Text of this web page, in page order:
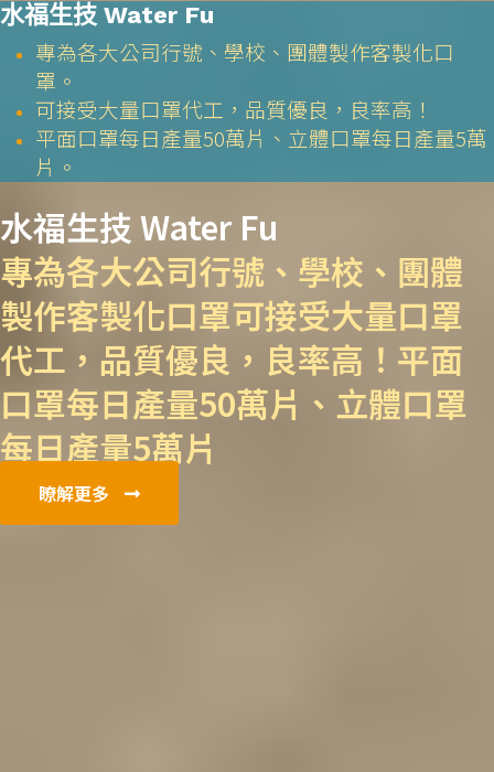
水福生技 Water Fu
專為各大公司行號、學校、團體製作客製化口
罩。
可接受大量口罩代工，品質優良，良率高！
平面口罩每日產量50萬片、立體口罩每日產量5萬
片。
水福生技 Water Fu
專為各大公司行號、學校、團體
製作客製化口罩可接受大量口罩
代工，品質優良，良率高！ 平面
口罩每日產量50萬片、立體口罩
每日產量5萬片
瞭解更多